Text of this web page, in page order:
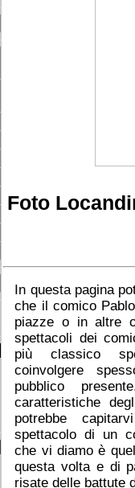
Foto
In questa pagina
che il comico
piazze o in altre
spettacoli dei
più classico
coinvolgere
pubblico
caratteristiche
potrebbe
spettacolo di un
che vi diamo è
questa volta e di
risate delle battute